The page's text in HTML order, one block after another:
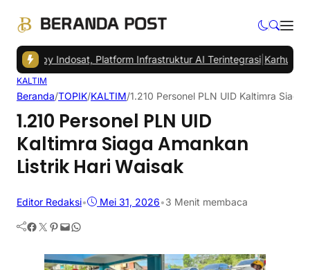
by Indosat, Platform Infrastruktur AI Terintegrasi|Karhutla
KALTIM
Beranda/TOPIK/KALTIM/1.210 Personel PLN UID Kaltimra
1.210 Personel PLN UID
Kaltimra Siaga Amankan
Listrik Hari Waisak
Editor Redaksi• Mei 31, 2026•3 Menit membaca
Facebook Twitter Pinterest Mail WhatsApp